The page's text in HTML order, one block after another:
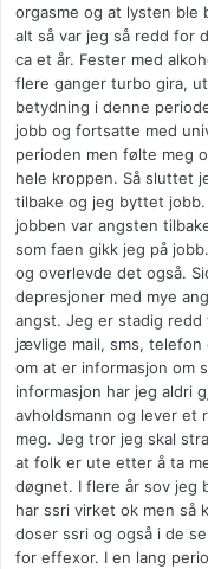
orgasme og at lysten ble
alt så var jeg så redd for
ca et år. Fester med
flere ganger turbo gira,
betydning i denne
jobb og fortsatte med
perioden men følte meg
hele kroppen. Så sluttet
tilbake og jeg byttet
jobben var angsten
som faen gikk jeg på
og overlevde det også.
depresjoner med mye
angst. Jeg er stadig
jævlige mail, sms,
om at er informasjon om
informasjon har jeg aldri
avholdsmann og lever et
meg. Jeg tror jeg skal
at folk er ute etter å ta
døgnet. I flere år sov jeg
har ssri virket ok men så
doser ssri og også i de
for effexor. I en lang